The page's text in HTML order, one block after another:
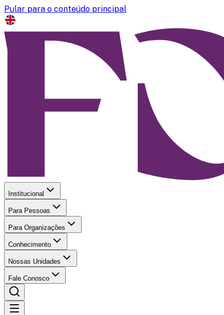
Pular para o conteúdo principal
Institucional
Para Pessoas
Para Organizações
Conhecimento
Nossas Unidades
Fale Conosco